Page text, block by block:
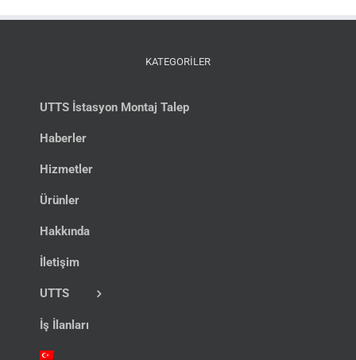
KATEGORİLER
UTTS İstasyon Montaj Talep
Haberler
Hizmetler
Ürünler
Hakkında
İletişim
UTTS
İş İlanları